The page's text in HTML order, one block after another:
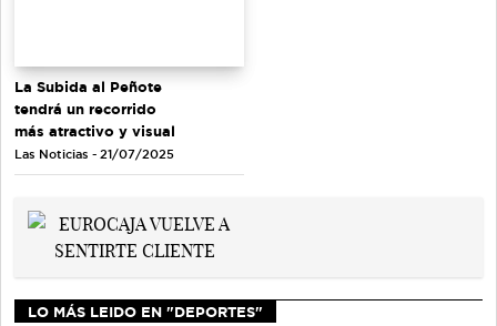
La Subida al Peñote
tendrá un recorrido
más atractivo y visual
Las Noticias - 21/07/2025
LO MÁS LEIDO EN "DEPORTES"